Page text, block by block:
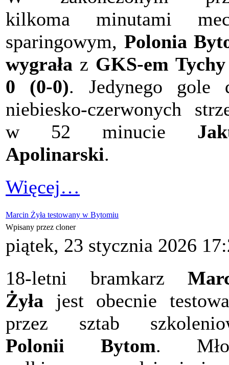
kilkoma minutami
sparingowym, Polonia
wygrała z GKS-em
0 (0-0). Jedynego gole
niebiesko-czerwonych
w 52 minucie
Apolinarski.
Więcej…
Marcin Żyła testowany w Bytomiu
Wpisany przez cloner
piątek, 23 stycznia 2026
18-letni bramkarz
Żyła jest obecnie
przez sztab
Polonii Bytom.